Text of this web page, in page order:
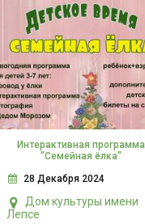
Интерактивная программа
"Семейная ёлка"
28 Декабря 2024
Дом культуры имени
Лепсе